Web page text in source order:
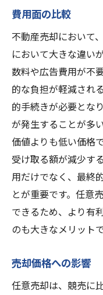
費用面の比較
不動産売却において
において大きな違い
数料や広告費用が不
的な負担が軽減され
的手続きが必要とな
が発生することが多
価値よりも低い価格
受け取る額が減少す
用だけでなく、最終
とが重要です。任意
できるため、より有
のも大きなメリットで
売却価格への影響
任意売却は、競売に